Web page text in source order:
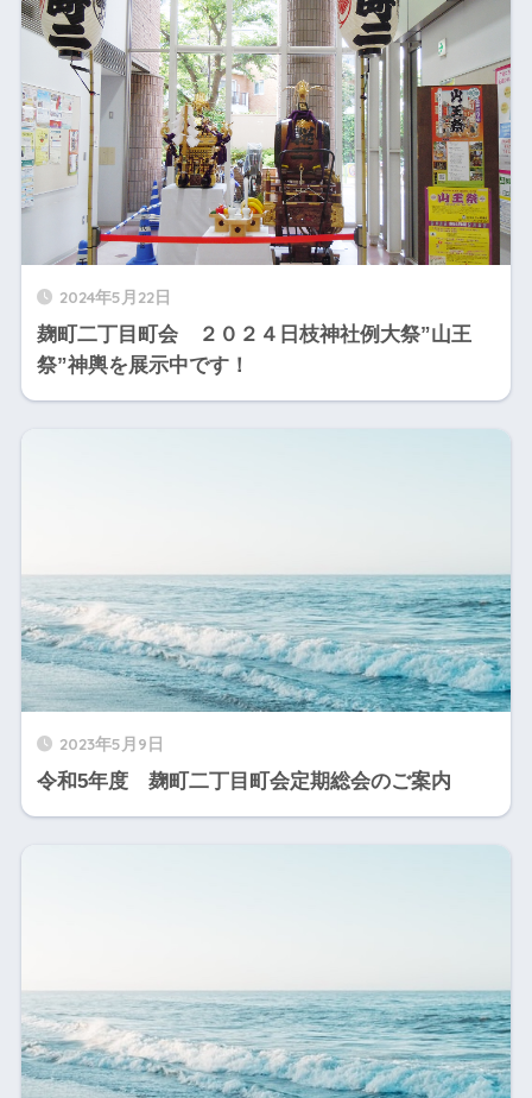
2024年5月22日
麹町二丁目町会 ２０２４日枝神社例大祭”山王
祭”神輿を展示中です！
2023年5月9日
令和5年度 麹町二丁目町会定期総会のご案内